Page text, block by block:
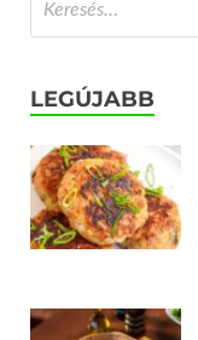
LEGÚJABB